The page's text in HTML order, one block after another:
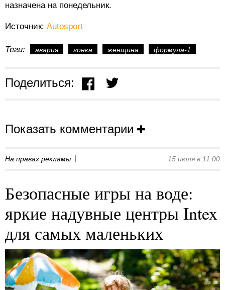
назначена на понедельник.
Источник: Autosport
Теги: авария гонка женщина формула-1
Поделиться:
Показать комментарии
На правах рекламы 15 июля в 11:00
Безопасные игры на воде:
яркие надувные центры Intex
для самых маленьких